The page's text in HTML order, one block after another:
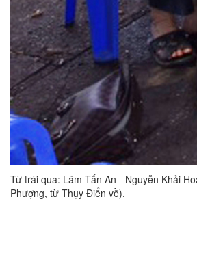
Từ trái qua: Lâm Tấn An - Nguyễn Khải
Phượng, từ Thụy Điển về).